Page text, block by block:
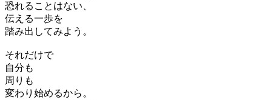
恐れることはない、
伝える一歩を
踏み出してみよう。
それだけで
自分も
周りも
変わり始めるから。